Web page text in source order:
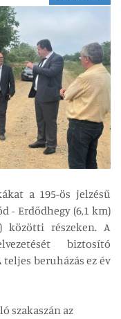
a 195-ös jelzésű
- Erdődhegy (6,1 km)
közötti részeken. A
biztosító
beruházás ez év
szakaszán az